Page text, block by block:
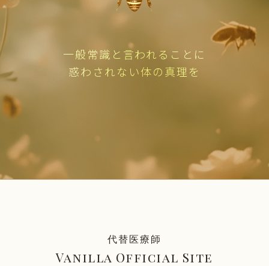
一般常識と言われることに
惑わされない体の真理を
代替医療師
Vanilla Official Site